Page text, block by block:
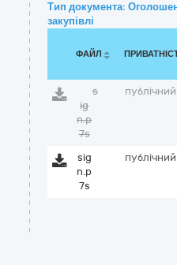
Тип документа:
закупівлі
ФАЙЛ
s
ig
n.p
7s
публічний
sig
n.p
7s
публічний